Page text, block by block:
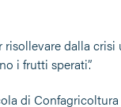
dalla
i frutti sperati”.
di